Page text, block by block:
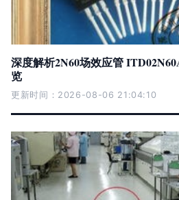
深度解析2N60场效应管
览
更新时间：2026-08-06 21:04:10